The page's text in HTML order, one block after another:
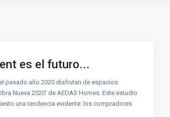
es el futuro...
pasado año 2020 disfrutan de espacios
Nueva 2020’ de AEDAS Homes. Este estudio
una tendencia evidente: los compradores